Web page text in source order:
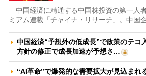
中国経済に精通する中国株投資の第一人
ミアム連載「チャイナ・リサーチ」。中国
中国経済“予想外の低成長”で政策のテ
方針の修正で成長加速が予想さ…
“AI革命”で爆発的な需要拡大が見込まれ